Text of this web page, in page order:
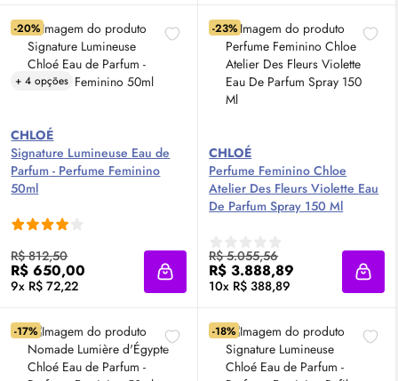
-20%
+ 4 opções
CHLOÉ
Signature Lumineuse Eau de
Parfum - Perfume Feminino
50ml
R$ 812,50
R$ 650,00
9x R$ 72,22 Adicionar à sacola
-23%
CHLOÉ
Perfume Feminino Chloe
Atelier Des Fleurs Violette Eau
De Parfum Spray 150 Ml
R$ 5.055,56
R$ 3.888,89
10x R$ 388,89
-17% -18%